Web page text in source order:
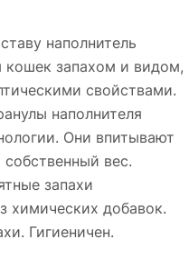
наполнитель
кошек запахом и видом,
свойствами.
наполнителя
Они впитывают
вес.
запахи
химических добавок.
Гигиеничен.